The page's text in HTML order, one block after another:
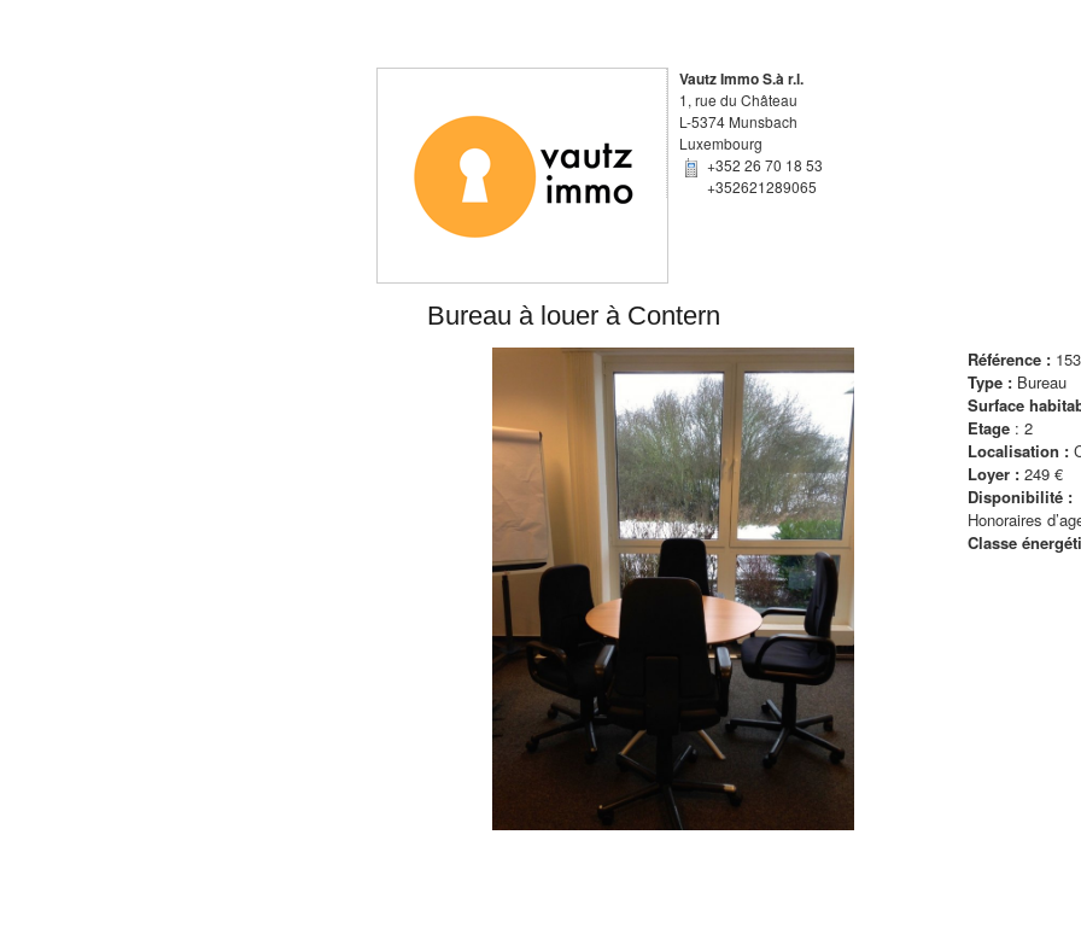
Vautz Immo S.à r.l.
1, rue du Château
L-5374 Munsbach
Luxembourg
+352 26 70 18 53
+352621289065
Bureau à louer à Contern
Référence :
Type : Bureau
Surface
Etage : 2
Localisation :
Loyer : 249 €
Disponibilité :
Honoraires
Classe